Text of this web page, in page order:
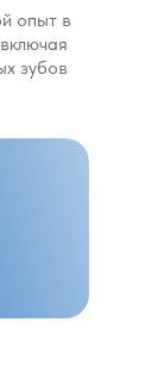
опыт в
зубов